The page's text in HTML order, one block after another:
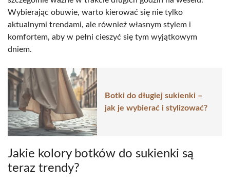
Wybierając obuwie, warto kierować się nie tylko
aktualnymi trendami, ale również własnym stylem i
komfortem, aby w pełni cieszyć się tym wyjątkowym
dniem.
Botki do długiej sukienki –
jak je wybierać i stylizować?
Jakie kolory botków do sukienki są
teraz trendy?